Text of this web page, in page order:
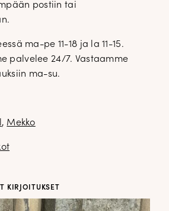
postiin tai
ma-pe 11-18 ja la 11-15.
palvelee 24/7. Vastaamme
ma-su.
, Mekko
KIRJOITUKSET